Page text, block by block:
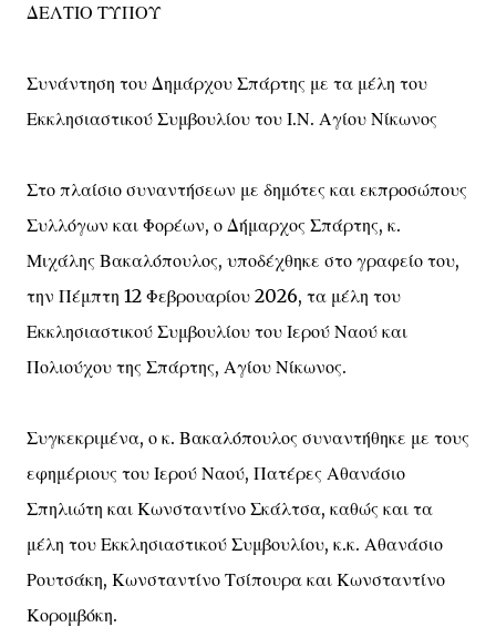
ΔΕΛΤΙΟ ΤΥΠΟΥ
Συνάντηση του Δημάρχου Σπάρτης με τα μέλη του
Εκκλησιαστικού Συμβουλίου του Ι.Ν. Αγίου Νίκωνος
Στο πλαίσιο συναντήσεων με δημότες και εκπροσώπους
Συλλόγων και Φορέων, ο Δήμαρχος Σπάρτης, κ.
Μιχάλης Βακαλόπουλος, υποδέχθηκε στο γραφείο του,
την Πέμπτη 12 Φεβρουαρίου 2026, τα μέλη του
Εκκλησιαστικού Συμβουλίου του Ιερού Ναού και
Πολιούχου της Σπάρτης, Αγίου Νίκωνος.
Συγκεκριμένα, ο κ. Βακαλόπουλος συναντήθηκε με τους
εφημέριους του Ιερού Ναού, Πατέρες Αθανάσιο
Σπηλιώτη και Κωνσταντίνο Σκάλτσα, καθώς και τα
μέλη του Εκκλησιαστικού Συμβουλίου, κ.κ. Αθανάσιο
Ρουτσάκη, Κωνσταντίνο Τσίπουρα και Κωνσταντίνο
Κορομβόκη.